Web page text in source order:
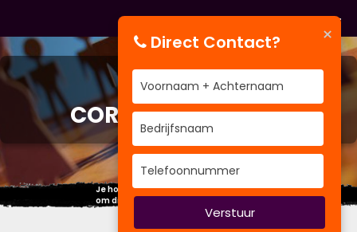
TRAINING
CORRESPONDENTIE
Je hoeft geen ander mens te worden,
om dingen eens anders aan te pakken.
×
Direct Contact?
Verstuur